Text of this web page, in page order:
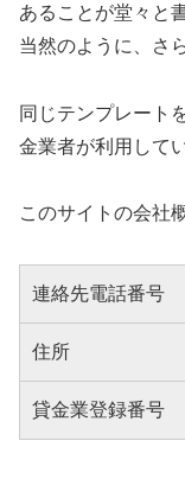
あることが堂々と
当然のように、さ
同じテンプレート
金業者が利用して
このサイトの会社
連絡先電話番号
住所
貸金業登録番号